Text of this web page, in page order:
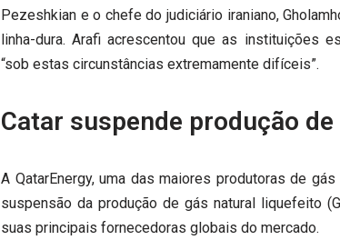
Pezeshkian e o chefe do judiciário iraniano,
linha-dura. Arafi acrescentou que as instituições
“sob estas circunstâncias extremamente difíceis”.
Catar suspende produção
A QatarEnergy, uma das maiores produtoras de
suspensão da produção de gás natural liquefeito
suas principais fornecedoras globais do mercado.